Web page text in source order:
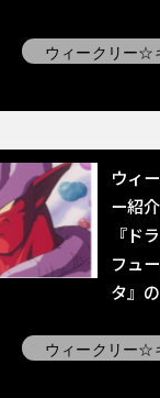
ウィークリー☆
ウィ
ー紹
『ド
フュ
タ』
ウィークリー☆